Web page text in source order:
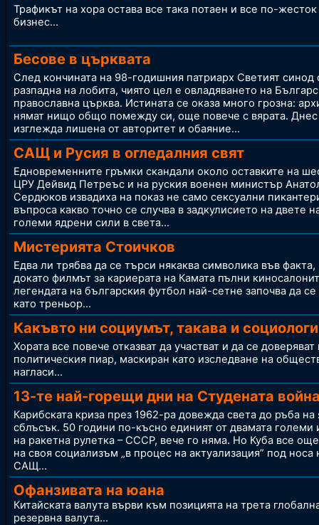
Трафикът на хора остава все така потаен и все по-жесток
бизнес...
Бесове в църквата
След кончината на 98-годишния патриарх Светият синод
разпадна на лобита, чиято цел е овладяването на
православна църква. Истината се оказа много грозна:
нямат нищо общо помежду си, още повече с вярата.
изглежда лишена от авторитет и обаяние...
САЩ и Русия в огледалния свят
Едновременните гръмки скандали около оставките на
ЦРУ Дейвид Петреъс и на руския военен министър
Сердюков извадиха на показ не само сексуални
въпроса какво точно се случва в задкулисието на двете
големи ядрени сили в света...
Мистерията Стоичков
Едва ли трябва да се търси някаква символика във факта,
докато филмът за кариерата на Камата пълни
легендата на българския футбол най-сетне започва да се
като треньор...
Какъвто ни социумът, такава и
Хората все повече отказват да участват и да се доверяват
политическия пиар, маскиран като изследване на
нагласи...
13-те най-горещи дни на Студената
Карибската криза през 1962-ра довежда света до ръба на
сблъсък. 50 години по-късно единият от двамата големи
на ракетна рулетка – СССР, вече го няма. Но Куба все
на своя социализъм „в процес на актуализация” под носа
САЩ...
Офанзивата на юана
Китайската валута върви към позицията на трета
резервна валута...